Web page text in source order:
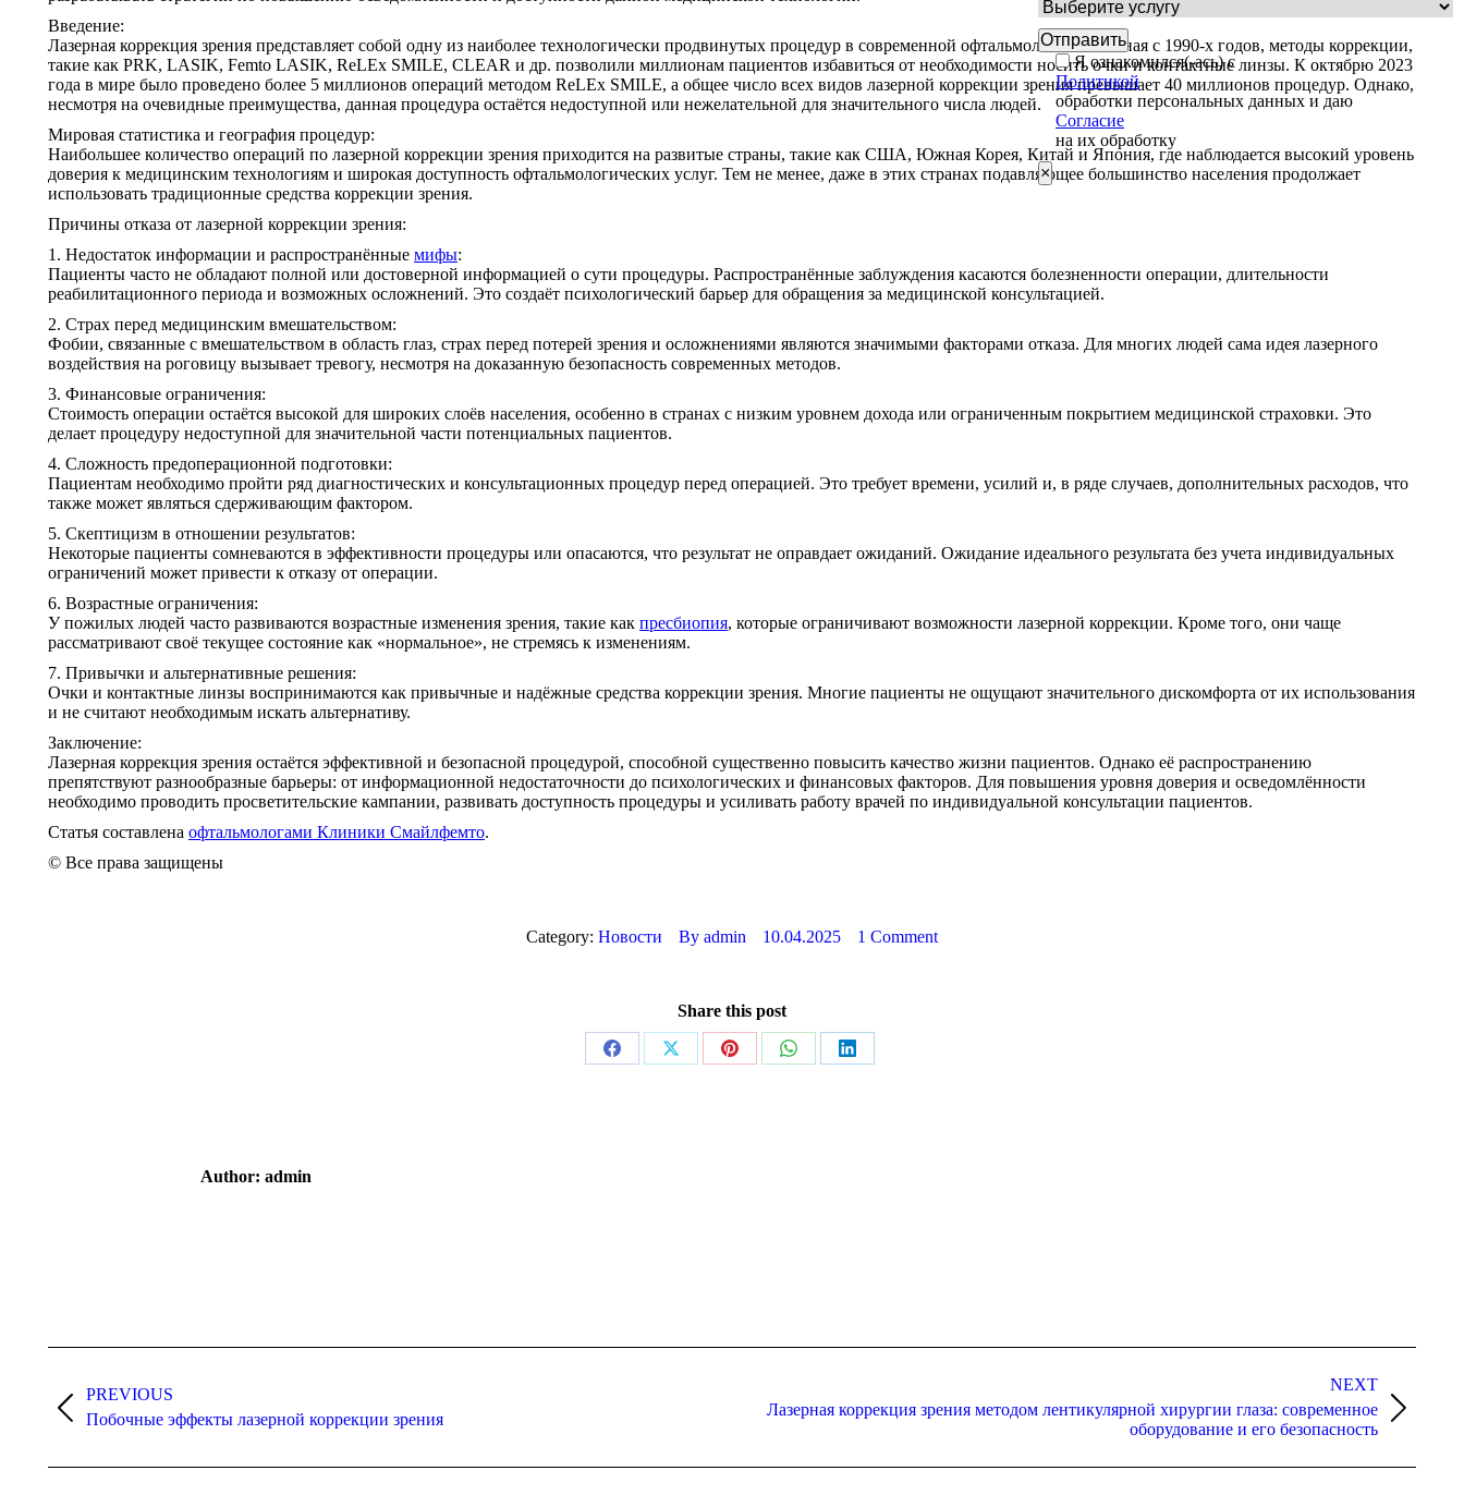
Введение:
Лазерная коррекция зрения представляет собой одну из наиболее технологически продвинутых процедур в современной офтальмологии. Начиная с 1990-х годов, методы коррекции,
такие как PRK, LASIK, Femto LASIK, ReLEx SMILE, CLEAR и др. позволили миллионам пациентов избавиться от необходимости носить очки и контактные линзы. К октябрю 2023
года в мире было проведено более 5 миллионов операций методом ReLEx SMILE, а общее число всех видов лазерной коррекции зрения превышает 40 миллионов процедур. Однако,
несмотря на очевидные преимущества, данная процедура остаётся недоступной или нежелательной для значительного числа людей.
Мировая статистика и география процедур:
Наибольшее количество операций по лазерной коррекции зрения приходится на развитые страны, такие как США, Южная Корея, Китай и Япония, где наблюдается высокий уровень
доверия к медицинским технологиям и широкая доступность офтальмологических услуг. Тем не менее, даже в этих странах подавляющее большинство населения продолжает
использовать традиционные средства коррекции зрения.
Причины отказа от лазерной коррекции зрения:
1. Недостаток информации и распространённые мифы:
Пациенты часто не обладают полной или достоверной информацией о сути процедуры. Распространённые заблуждения касаются болезненности операции, длительности
реабилитационного периода и возможных осложнений. Это создаёт психологический барьер для обращения за медицинской консультацией.
2. Страх перед медицинским вмешательством:
Фобии, связанные с вмешательством в область глаз, страх перед потерей зрения и осложнениями являются значимыми факторами отказа. Для многих людей сама идея лазерного
воздействия на роговицу вызывает тревогу, несмотря на доказанную безопасность современных методов.
3. Финансовые ограничения:
Стоимость операции остаётся высокой для широких слоёв населения, особенно в странах с низким уровнем дохода или ограниченным покрытием медицинской страховки. Это
делает процедуру недоступной для значительной части потенциальных пациентов.
4. Сложность предоперационной подготовки:
Пациентам необходимо пройти ряд диагностических и консультационных процедур перед операцией. Это требует времени, усилий и, в ряде случаев, дополнительных расходов, что
также может являться сдерживающим фактором.
5. Скептицизм в отношении результатов:
Некоторые пациенты сомневаются в эффективности процедуры или опасаются, что результат не оправдает ожиданий. Ожидание идеального результата без учета индивидуальных
ограничений может привести к отказу от операции.
6. Возрастные ограничения:
У пожилых людей часто развиваются возрастные изменения зрения, такие как пресбиопия, которые ограничивают возможности лазерной коррекции. Кроме того, они чаще
рассматривают своё текущее состояние как «нормальное», не стремясь к изменениям.
7. Привычки и альтернативные решения:
Очки и контактные линзы воспринимаются как привычные и надёжные средства коррекции зрения. Многие пациенты не ощущают значительного дискомфорта от их использования
и не считают необходимым искать альтернативу.
Заключение:
Лазерная коррекция зрения остаётся эффективной и безопасной процедурой, способной существенно повысить качество жизни пациентов. Однако её распространению
препятствуют разнообразные барьеры: от информационной недостаточности до психологических и финансовых факторов. Для повышения уровня доверия и осведомлённости
необходимо проводить просветительские кампании, развивать доступность процедуры и усиливать работу врачей по индивидуальной консультации пациентов.
Статья составлена офтальмологами Клиники Смайлфемто.
©️ Все права защищены
Category: Новости By admin 10.04.2025 1 Comment
Share this post
Share
Share
Share
Share
Share
Author: admin
navigation
PREVIOUS
Previous
Побочные эффекты лазерной коррекции зрения
NEXT
Next
Лазерная коррекция зрения методом лентикулярной хирургии глаза: современное
оборудование и его безопасность
Я ознакомился(-ась) с
Политикой
обработки персональных данных и даю
Согласие
на их обработку
×